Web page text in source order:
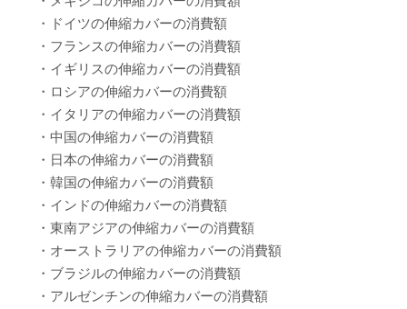
・ドイツの伸縮カバーの消費額
・フランスの伸縮カバーの消費額
・イギリスの伸縮カバーの消費額
・ロシアの伸縮カバーの消費額
・イタリアの伸縮カバーの消費額
・中国の伸縮カバーの消費額
・日本の伸縮カバーの消費額
・韓国の伸縮カバーの消費額
・インドの伸縮カバーの消費額
・東南アジアの伸縮カバーの消費額
・オーストラリアの伸縮カバーの消費額
・ブラジルの伸縮カバーの消費額
・アルゼンチンの伸縮カバーの消費額